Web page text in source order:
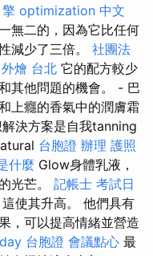
optimization 中文
無二的，因為它比任何
減少了三倍。 社團法
外燴 台北 它的配方較少
其他問題的機會。 - 巴
上癮的香氣中的潤膚霜
決方案是自我tanning
台胞證 辦理 護照
什麼 Glow身體乳液，
光芒。 記帳士 考試日
使其升高。 他們具有
，可以提高情緒並營造
台胞證 會議點心 最